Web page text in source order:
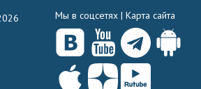
Мы в соцсетях | Карта сайта